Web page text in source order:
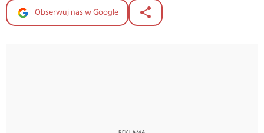
Obserwuj nas w Google